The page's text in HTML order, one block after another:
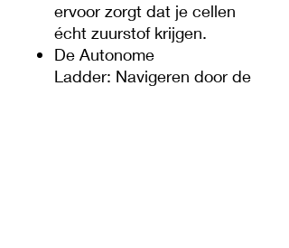
ervoor zorgt dat je cellen
écht zuurstof krijgen.
De Autonome
Ladder: Navigeren door de